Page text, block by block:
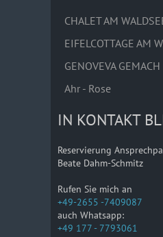
CHALET AM
EIFELCOTTAGE AM
GENOVEVA GEMACH
Ahr - Rose
IN KONTAKT
Reservierung
Beate Dahm-Schmitz
Rufen Sie mich an
+49-2655 -7409087
auch Whatsapp:
+49 177 - 7793061